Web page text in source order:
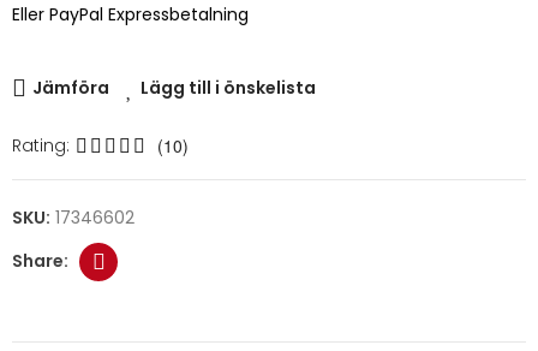
Eller PayPal Expressbetalning
Jämföra Lägg till i önskelista
Rating: (10)
SKU: 17346602